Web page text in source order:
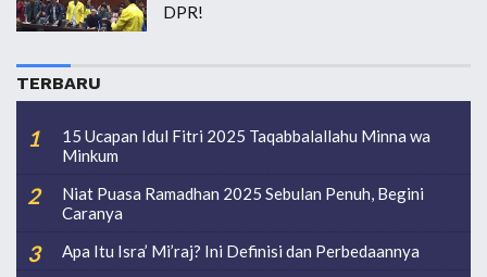
DPR!
TERBARU
15 Ucapan Idul Fitri 2025 Taqabbalallahu Minna wa
Minkum
Niat Puasa Ramadhan 2025 Sebulan Penuh, Begini
Caranya
Apa Itu Isra’ Mi’raj? Ini Definisi dan Perbedaannya